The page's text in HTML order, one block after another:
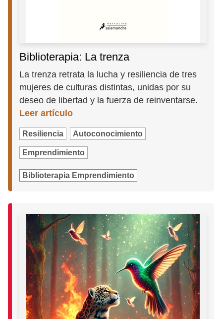
Biblioterapia: La trenza
La trenza retrata la lucha y resiliencia de tres
mujeres de culturas distintas, unidas por su
deseo de libertad y la fuerza de reinventarse.
Leer artículo
Resiliencia Autoconocimiento
Emprendimiento
Biblioterapia Emprendimiento